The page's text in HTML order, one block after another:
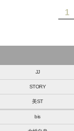
1
JJ
STORY
美ST
bis